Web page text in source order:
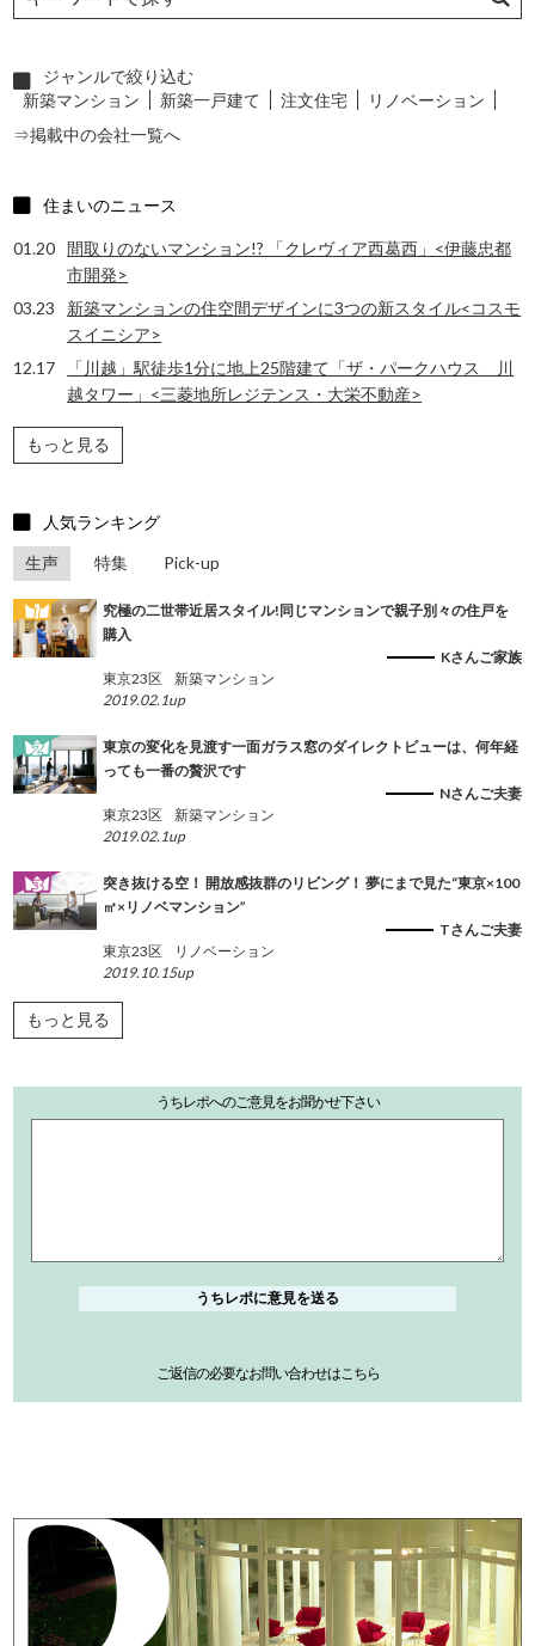
ジャンルで絞り込む
新築マンション 新築一戸建て 注文住宅
リノベーション
⇒掲載中の会社一覧へ
住まいのニュース
01.20
間取りのないマンション!? 「クレヴィア西葛西」<伊藤忠都
市開発>
03.23
新築マンションの住空間デザインに3つの新スタイル<コスモ
スイニシア>
12.17
「川越」駅徒歩1分に地上25階建て「ザ・パークハウス 川
越タワー」<三菱地所レジテンス・大栄不動産>
もっと見る
人気ランキング
生声
特集 Pick-up
究極の二世帯近居スタイル!同じマンションで親子別々の住戸を
購入
Kさんご家族
東京23区
新築マンション
2019.02.1up
東京の変化を見渡す一面ガラス窓のダイレクトビューは、何年経
っても一番の贅沢です
Nさんご夫妻
東京23区
新築マンション
2019.02.1up
突き抜ける空！ 開放感抜群のリビング！ 夢にまで見た“東京×100
㎡×リノベマンション”
Tさんご夫妻
東京23区
リノベーション
2019.10.15up
もっと見る
うちレポへのご意見をお聞かせ下さい
ご返信の必要なお問い合わせはこちら